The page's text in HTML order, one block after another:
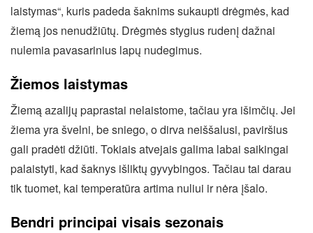
laistymas“, kuris padeda šaknims sukaupti drėgmės, kad
žiemą jos nenudžiūtų. Drėgmės stygius rudenį dažnai
nulemia pavasarinius lapų nudegimus.
Žiemos laistymas
Žiemą azalijų paprastai nelaistome, tačiau yra išimčių. Jei
žiema yra švelni, be sniego, o dirva neiššalusi, paviršius
gali pradėti džiūti. Tokiais atvejais galima labai saikingai
palaistyti, kad šaknys išliktų gyvybingos. Tačiau tai darau
tik tuomet, kai temperatūra artima nuliui ir nėra įšalo.
Bendri principai visais sezonais